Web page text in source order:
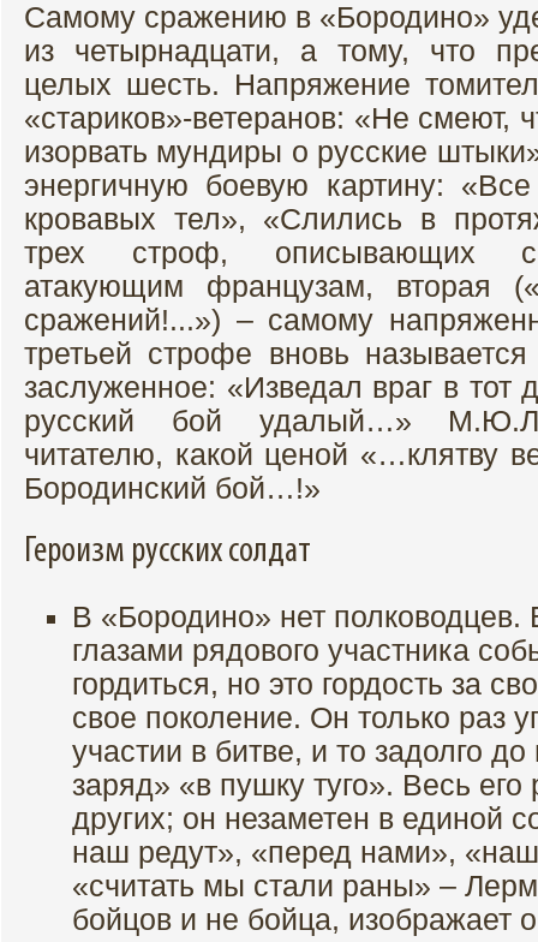
Самому сражению в «Бородино»
из четырнадцати, а тому, что
целых шесть. Напряжение
«стариков»-ветеранов: «Не смеют,
изорвать мундиры о русские
энергичную боевую картину:
кровавых тел», «Слились в
трех строф, описывающих
атакующим французам, вторая
сражений!...») – самому
третьей строфе вновь
заслуженное: «Изведал враг в тот
русский бой удалый…»
читателю, какой ценой «…клятву
Бородинский бой…!»
Героизм русских солдат
В «Бородино» нет
глазами рядового участника
гордиться, но это гордость за
свое поколение. Он только раз
участии в битве, и то задолго
заряд» «в пушку туго». Весь
других; он незаметен в единой
наш редут», «перед нами»,
«считать мы стали раны» –
бойцов и не бойца, изображает